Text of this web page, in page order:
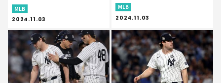
MLB
2024.11.03
MLB
2024.11.03